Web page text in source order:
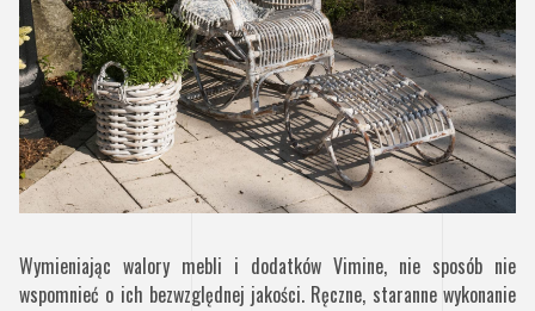
Wymieniając walory mebli i dodatków Vimine, nie sposób nie
wspomnieć o ich bezwzględnej jakości. Ręczne, staranne wykonanie